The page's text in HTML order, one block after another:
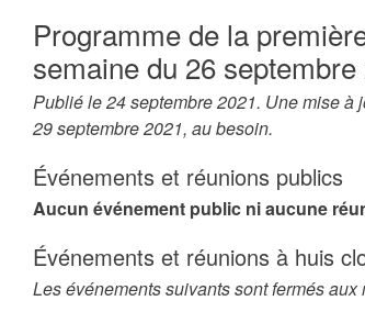
la
réconciliation
Programme de la
semaine du 26 septembre
Publié le 24 septembre 2021. Une mise à
29 septembre 2021, au besoin.
Événements et réunions publics
Aucun événement public ni aucune
Événements et réunions à huis
Les événements suivants sont fermés aux